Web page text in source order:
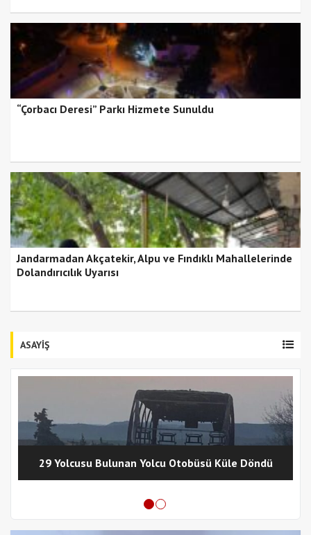
“Çorbacı Deresi” Parkı Hizmete Sunuldu
Jandarmadan Akçatekir, Alpu ve Fındıklı Mahallelerinde
Dolandırıcılık Uyarısı
ASAYİŞ
29 Yolcusu Bulunan Yolcu Otobüsü Küle Döndü